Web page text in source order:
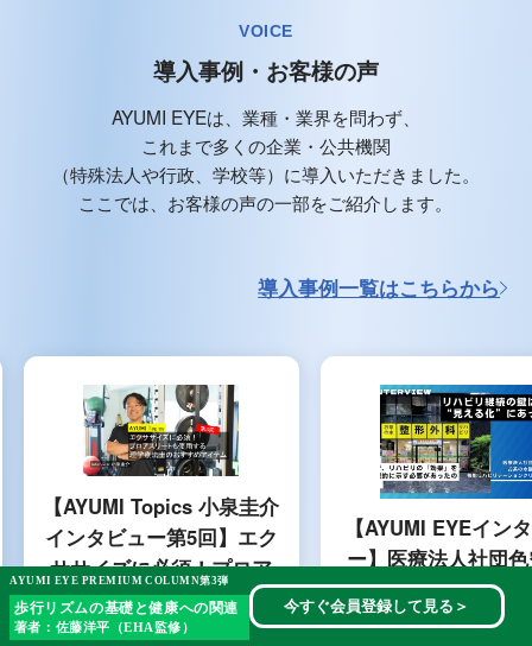
VOICE
導入事例・お客様の声
AYUMI EYEは、業種・業界を問わず、
これまで多くの企業・公共機関
（特殊法人や行政、学校等）に導入いただきました。
ここでは、お客様の声の一部をご紹介します。
導入事例一覧はこちらから
【AYUMI Topics 小泉圭介
インタビュー第5回】エク
ササイズに必須！プロア
スリートも使用する理学
療法士のおすすめアイテ
【AYUMI EYEイン
ー】医療法人社団
お茶の水整形外科
ハビリテーション
AYUMI EYE PREMIUM COLUMN第3弾
歩行リズムの基礎と健康への関連
著者：佐藤洋平（EHA監修）
今すぐ会員登録して見る ＞